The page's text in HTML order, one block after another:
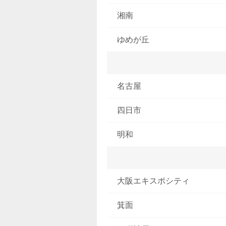
湘南
ゆめが丘
名古屋
四日市
明和
大阪エキスポシティ
箕面